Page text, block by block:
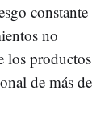
constante
no
los productos
de más de